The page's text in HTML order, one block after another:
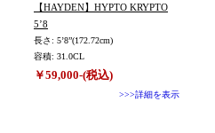
【HAYDEN】HYPTO KRYPTO
5’8
長さ: 5’8”(172.72cm)
容積: 31.0CL
￥59,000-(税込)
>>>詳細を表示